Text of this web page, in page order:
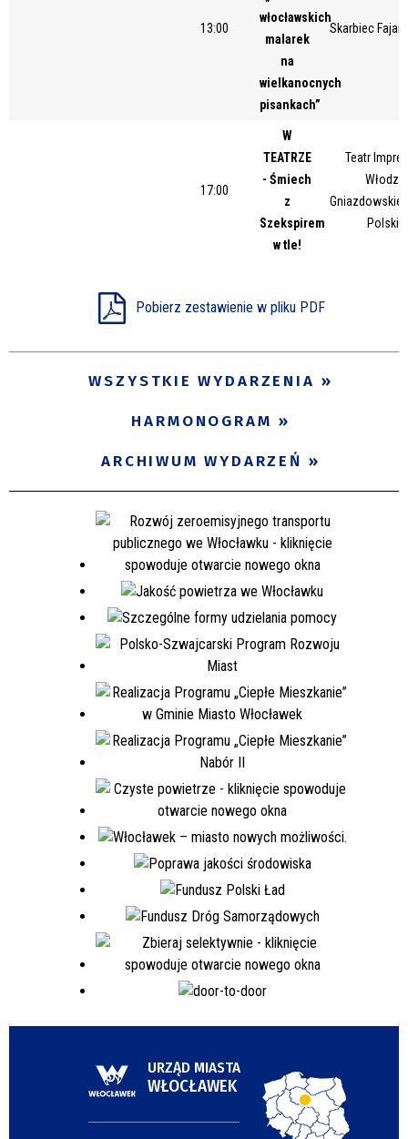
13:00
włocławskich
malarek
na
wielkanocnych
pisankach”
Skarbiec
17:00
W
TEATRZE
- Śmiech
z
Szekspirem
w tle!
Teatr
Pobierz zestawienie w pliku PDF
WSZYSTKIE WYDARZENIA
HARMONOGRAM
ARCHIWUM WYDARZEŃ
URZĄD MIASTA
WŁOCŁAWEK